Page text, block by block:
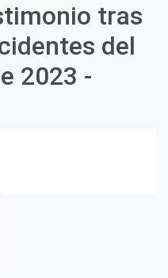
tras
del
2023 -